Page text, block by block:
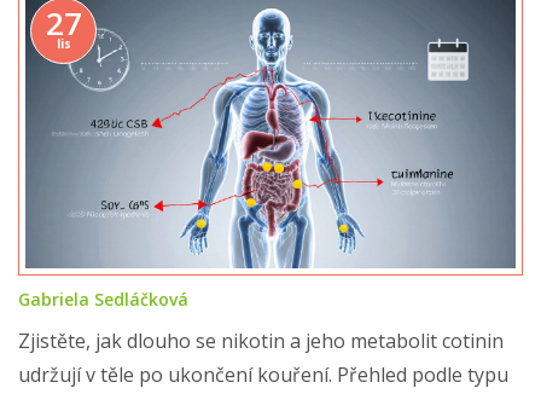
27
lis
Gabriela Sedláčková
Zjistěte, jak dlouho se nikotin a jeho metabolit cotinin
udržují v těle po ukončení kouření. Přehled podle typu